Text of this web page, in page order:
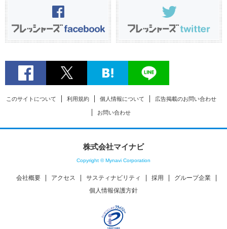
このサイトについて 利用規約 個人情報について 広告掲載のお問い合わせ
お問い合わせ
株式会社マイナビ
Copyright © Mynavi Corporation
会社概要 アクセス サスティナビリティ 採用
グループ企業
個人情報保護方針